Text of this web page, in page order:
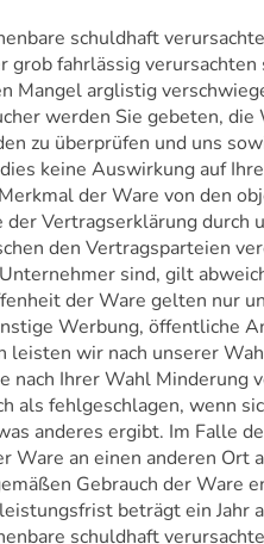
schuldhaft
grob fahrlässig verursachten
Mangel arglistig
werden Sie gebeten,
zu überprüfen und uns
keine Auswirkung auf
der Ware von den
der Vertragserklärung
den Vertragsparteien
sind, gilt
der Ware gelten nur
Werbung, öffentliche
leisten wir nach unserer
nach Ihrer Wahl
als fehlgeschlagen, wenn
anderes ergibt. Im Falle
Ware an einen anderen
Gebrauch der Ware
beträgt ein Jahr
schuldhaft